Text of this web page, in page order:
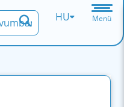
HU Menü